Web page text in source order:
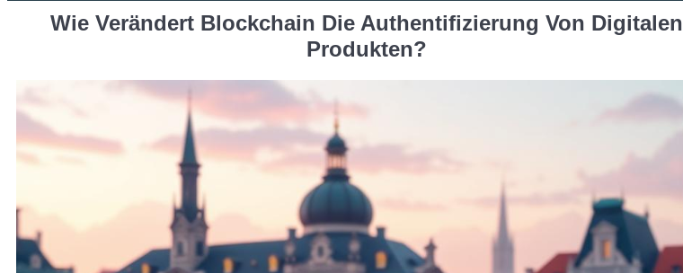
Wie Verändert Blockchain Die Authentifizierung Von Digitalen
Produkten?